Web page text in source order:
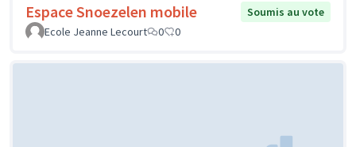
Espace Snoezelen mobile
Soumis au vote
Ecole Jeanne Lecourt
0 0